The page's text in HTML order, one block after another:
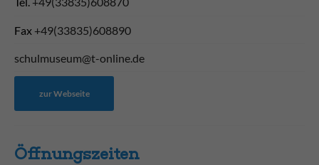
Fax +49(33835)608890
schulmuseum@t-online.de
zur Webseite
Öffnungs­zeiten